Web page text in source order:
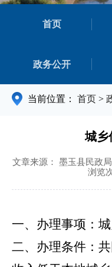
首页
政务公开
当前位置： 首页 >
城乡
文章来源： 墨玉县民政局
浏览
一、办理事项：
二、办理条件：